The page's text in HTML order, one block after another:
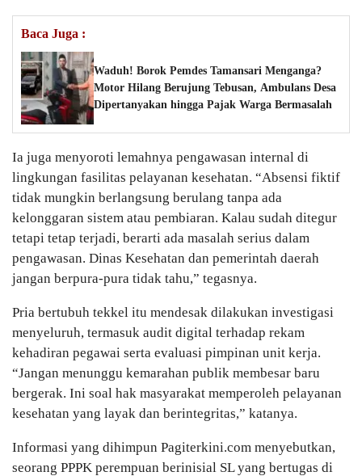
Baca Juga :
Waduh! Borok Pemdes Tamansari Menganga?
Motor Hilang Berujung Tebusan, Ambulans Desa
Dipertanyakan hingga Pajak Warga Bermasalah
Ia juga menyoroti lemahnya pengawasan internal di
lingkungan fasilitas pelayanan kesehatan. “Absensi fiktif
tidak mungkin berlangsung berulang tanpa ada
kelonggaran sistem atau pembiaran. Kalau sudah ditegur
tetapi tetap terjadi, berarti ada masalah serius dalam
pengawasan. Dinas Kesehatan dan pemerintah daerah
jangan berpura-pura tidak tahu,” tegasnya.
Pria bertubuh tekkel itu mendesak dilakukan investigasi
menyeluruh, termasuk audit digital terhadap rekam
kehadiran pegawai serta evaluasi pimpinan unit kerja.
“Jangan menunggu kemarahan publik membesar baru
bergerak. Ini soal hak masyarakat memperoleh pelayanan
kesehatan yang layak dan berintegritas,” katanya.
Informasi yang dihimpun Pagiterkini.com menyebutkan,
seorang PPPK perempuan berinisial SL yang bertugas di